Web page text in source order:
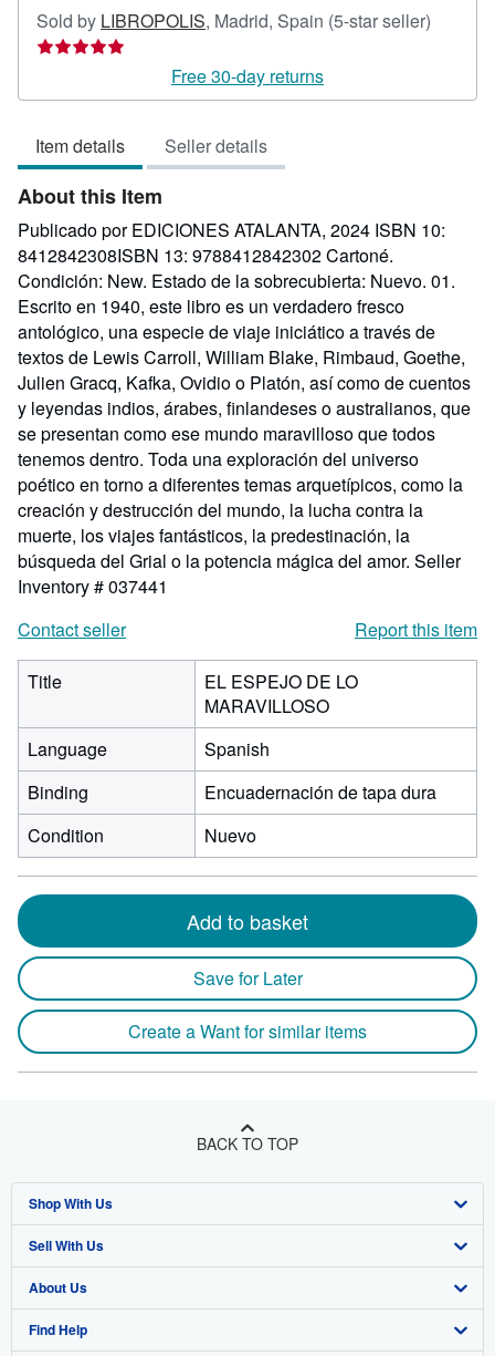
Sold by LIBROPOLIS, Madrid, Spain (5-star seller)
out
Free 30-day returns
Item details Seller details
About this Item
Publicado por EDICIONES ATALANTA, 2024 ISBN 10:
8412842308ISBN 13: 9788412842302 Cartoné.
Condición: New. Estado de la sobrecubierta: Nuevo. 01.
Escrito en 1940, este libro es un verdadero fresco
antológico, una especie de viaje iniciático a través de
textos de Lewis Carroll, William Blake, Rimbaud, Goethe,
Julien Gracq, Kafka, Ovidio o Platón, así como de cuentos
y leyendas indios, árabes, finlandeses o australianos, que
se presentan como ese mundo maravilloso que todos
tenemos dentro. Toda una exploración del universo
poético en torno a diferentes temas arquetípicos, como la
creación y destrucción del mundo, la lucha contra la
muerte, los viajes fantásticos, la predestinación, la
búsqueda del Grial o la potencia mágica del amor. Seller
Inventory # 037441
Contact seller
Report this item
Title
EL ESPEJO DE LO
MARAVILLOSO
Language
Spanish
Binding
Encuadernación de tapa dura
Condition
Nuevo
Add to basket
Save for Later
Create a Want for similar items
BACK TO TOP
Shop With Us
Advanced Search
Browse Collections
My Account
Sell With Us
Start Selling
Join Our Affiliate Program
About Us
About AbeBooks
Find Help